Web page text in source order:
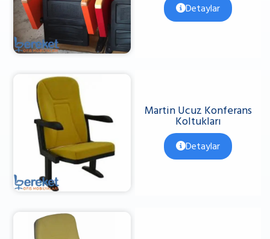
Detaylar
Martin Ucuz Konferans
Koltukları
Detaylar